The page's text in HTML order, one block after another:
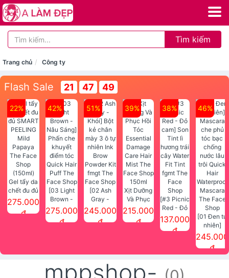
Tìm kiếm
Trang chủ Công ty
Flash Sale 21 47 49
22%
Gel tẩy da
chết đu đủ
SMART
PEELING
275.000
đ
42%
[03 Light
Brown -
Nâu Sáng]
Phấn che
275.000
đ
51%
[02 Ash
Gray -
Khói] Bột
kẻ chân
Face Shop
245.000
đ
39%
Xịt Dưỡng
Và Phục
Hồi Tóc
Essential
215.000
đ
38%
[#3 Picnic
Red - Đỏ
cam] Son
Face
137.000
đ
46%
[01 Đen tự
nhiên]
Mascara
che phủ
245.000
đ